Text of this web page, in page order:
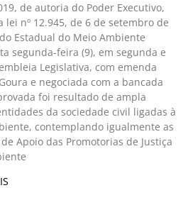
de autoria do Poder Executivo,
nº 12.945, de 6 de setembro de
Estadual do Meio Ambiente
segunda-feira (9), em segunda e
Legislativa, com emenda
e negociada com a bancada
foi resultado de ampla
da sociedade civil ligadas à
contemplando igualmente as
Apoio das Promotorias de Justiça